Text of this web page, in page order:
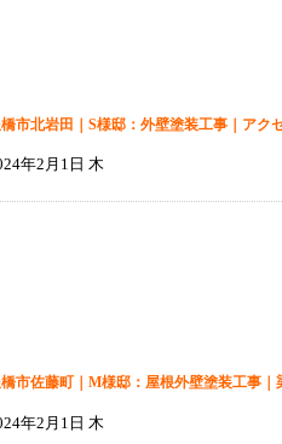
市北岩田｜S様邸：外壁塗装工事｜アク
年2月1日 木
市佐藤町｜M様邸：屋根外壁塗装工事
年2月1日 木